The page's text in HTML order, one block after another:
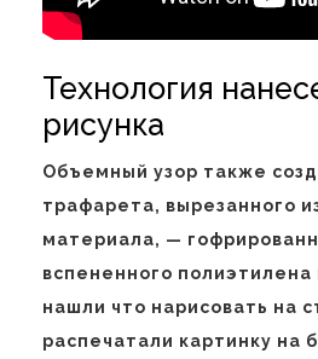
Технология
рисунка
Объемный узор также
трафарета, вырезанного
материала, —
вспененного полиэтилена
нашли что нарисовать на
распечатали картинку на